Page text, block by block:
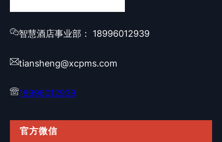
智慧酒店事业部： 18996012939
tiansheng@xcpms.com
18996012939
官方微信